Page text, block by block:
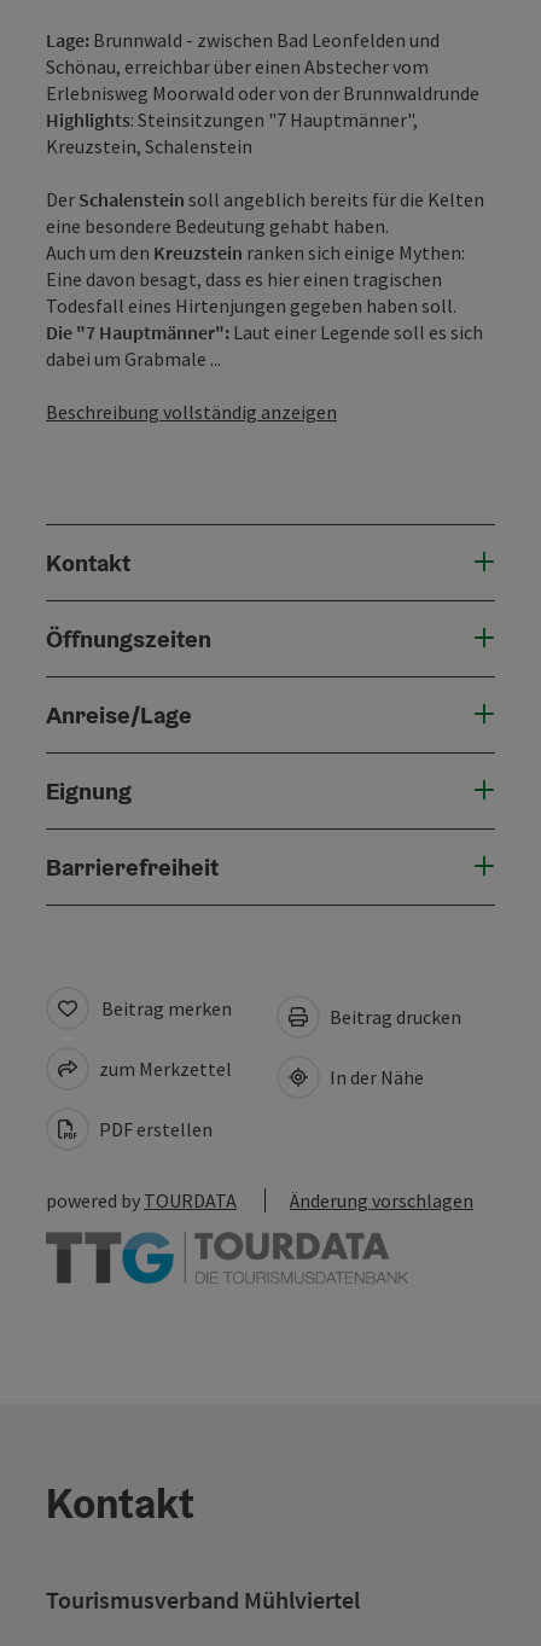
Lage: Brunnwald - zwischen Bad Leonfelden und
Schönau, erreichbar über einen Abstecher vom
Erlebnisweg Moorwald oder von der Brunnwaldrunde
Highlights: Steinsitzungen "7 Hauptmänner",
Kreuzstein, Schalenstein
Der Schalenstein soll angeblich bereits für die Kelten
eine besondere Bedeutung gehabt haben.
Auch um den Kreuzstein ranken sich einige Mythen:
Eine davon besagt, dass es hier einen tragischen
Todesfall eines Hirtenjungen gegeben haben soll.
Die "7 Hauptmänner": Laut einer Legende soll es sich
dabei um Grabmale ...
Beschreibung vollständig anzeigen
Kontakt
Öffnungszeiten
Anreise/Lage
Eignung
Barrierefreiheit
Beitrag merken
zum Merkzettel
PDF erstellen
Beitrag drucken
In der Nähe
powered by TOURDATA Änderung vorschlagen
Kontakt
Tourismusverband Mühlviertel